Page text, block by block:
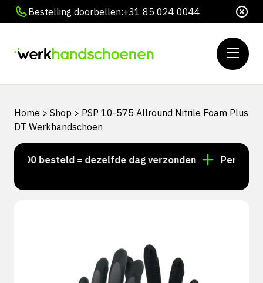
Bestelling doorbellen:+31 85 024 0044
Home > Shop > PSP 10-575 Allround Nitrile Foam Plus
DT Werkhandschoen
besteld = dezelfde dag verzonden Persoonlijk